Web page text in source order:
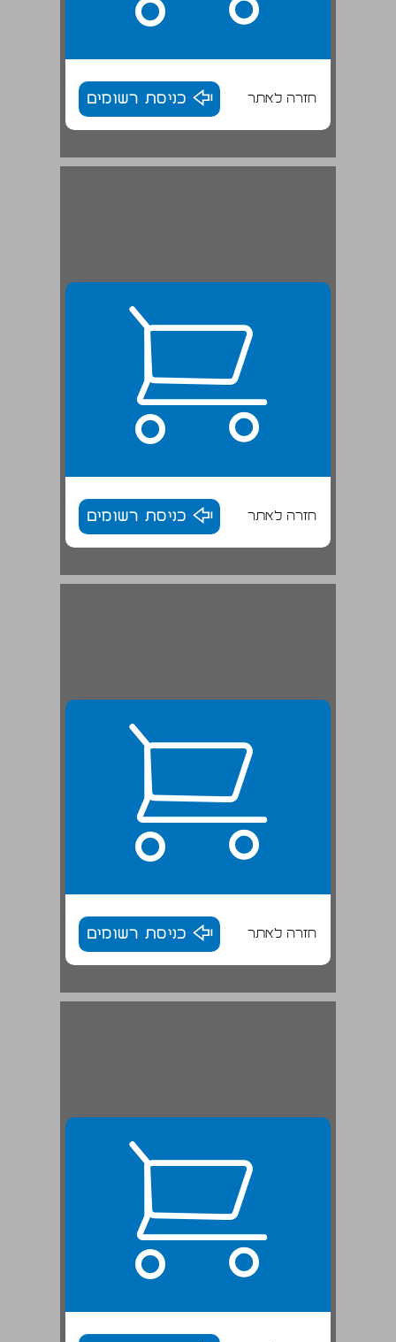
חזרה לאתר כניסת רשומים
חזרה לאתר כניסת רשומים
ארץ נהדרת. באמת ... 19
חזרה לאתר כניסת רשומים